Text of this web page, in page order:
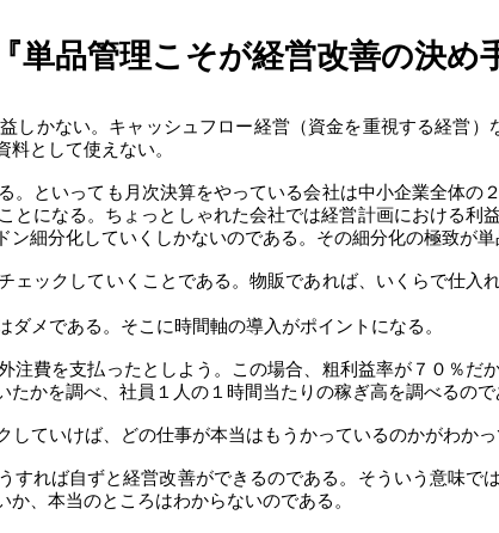
『単品管理こそが経営改善の決め
しかない。キャッシュフロー経営（資金を重視する経営
として使えない。
。といっても月次決算をやっている会社は中小企業全体
になる。ちょっとしゃれた会社では経営計画における
細分化していくしかないのである。その細分化の極致が単
ックしていくことである。物販であれば、いくらで仕
メである。そこに時間軸の導入がポイントになる。
費を支払ったとしよう。この場合、粗利益率が７０％だ
かを調べ、社員１人の１時間当たりの稼ぎ高を調べるので
ていけば、どの仕事が本当はもうかっているのかがわか
れば自ずと経営改善ができるのである。そういう意味
、本当のところはわからないのである。